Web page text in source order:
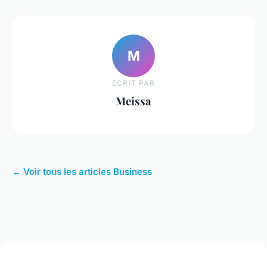
M
ECRIT PAR
Meissa
← Voir tous les articles Business